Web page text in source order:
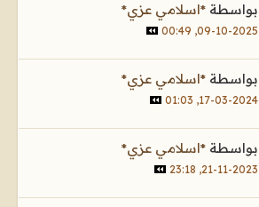
بواسطة*اسلامي عزي*
09-10-2025, 00:49
بواسطة*اسلامي عزي*
17-03-2024, 01:03
بواسطة*اسلامي عزي*
21-11-2023, 23:18